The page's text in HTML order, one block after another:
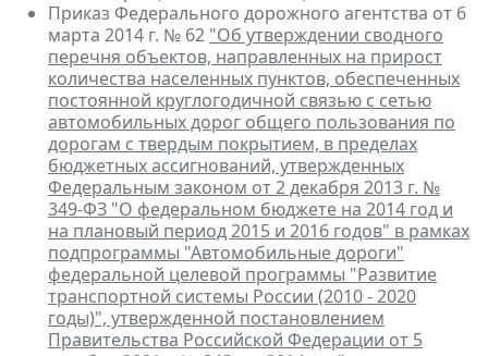
Приказ Федерального дорожного агентства от 6
марта 2014 г. № 62 "Об утверждении сводного
перечня объектов, направленных на прирост
количества населенных пунктов, обеспеченных
постоянной круглогодичной связью с сетью
автомобильных дорог общего пользования по
дорогам с твердым покрытием, в пределах
бюджетных ассигнований, утвержденных
Федеральным законом от 2 декабря 2013 г. №
349-ФЗ "О федеральном бюджете на 2014 год и
на плановый период 2015 и 2016 годов" в рамках
подпрограммы "Автомобильные дороги"
федеральной целевой программы "Развитие
транспортной системы России (2010 - 2020
годы)", утвержденной постановлением
Правительства Российской Федерации от 5